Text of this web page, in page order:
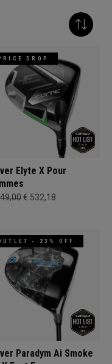
DROP
Elyte X Pour
€ 532,18
- 23% OFF
Paradym Ai Smoke